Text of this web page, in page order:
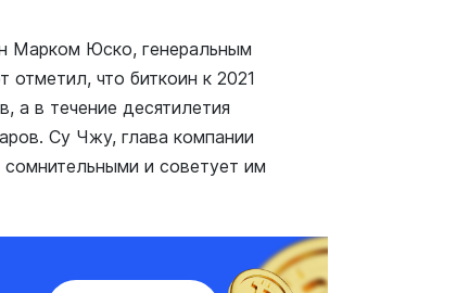
Марком Юско, генеральным
отметил, что биткоин к 2021
а в течение десятилетия
Су Чжу, глава компании
сомнительными и советует им